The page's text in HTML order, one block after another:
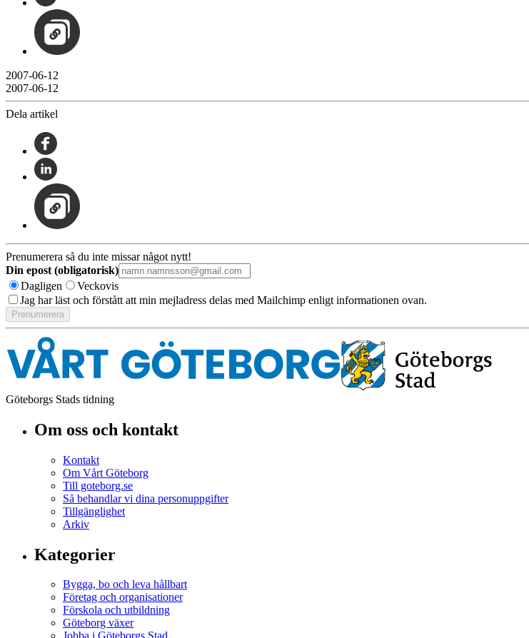
2007-06-12
2007-06-12
Dela artikel
Prenumerera så du inte missar något nytt!
Din epost (obligatorisk)
Dagligen
Veckovis
Jag har läst och förstått att min mejladress delas med Mailchimp enligt informationen ovan.
Göteborgs Stads tidning
Om oss och kontakt
Kontakt
Om Vårt Göteborg
Till goteborg.se
Så behandlar vi dina personuppgifter
Tillgänglighet
Arkiv
Kategorier
Bygga, bo och leva hållbart
Företag och organisationer
Förskola och utbildning
Göteborg växer